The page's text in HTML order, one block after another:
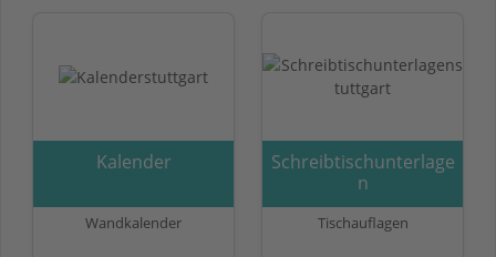
Kalender
Wandkalender
Schreibtischunterlage
n
Tischauflagen